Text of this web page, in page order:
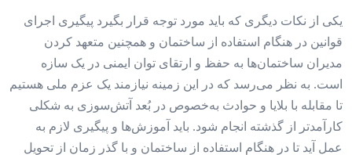
یکی از نکات دیگری که باید مورد توجه قرار بگیرد پیگیری اجرای
قوانین در هنگام استفاده از ساختمان و همچنین متعهد کردن
مدیران ساختمان‌‌‌ها به حفظ و ارتقای توان ایمنی در یک سازه
است. به نظر می‌رسد که در این زمینه نیازمند یک عزم ملی هستیم
تا مقابله با بلایا و حوادث به‌خصوص در بُعد آتش‌سوزی به شکلی
کارآمدتر از گذشته انجام شود. باید آموزش‌‌‌ها و پیگیری لازم به
عمل آید تا در هنگام استفاده از ساختمان و با گذر زمان از تحویل